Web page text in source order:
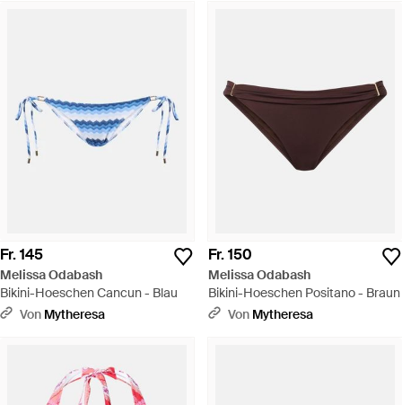
Fr. 145
Melissa Odabash
Bikini-Hoeschen Cancun - Blau
Von Mytheresa
Fr. 150
Melissa Odabash
Bikini-Hoeschen Positano - Braun
Von Mytheresa